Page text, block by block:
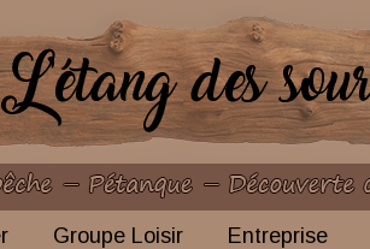
Groupe Loisir Entreprise